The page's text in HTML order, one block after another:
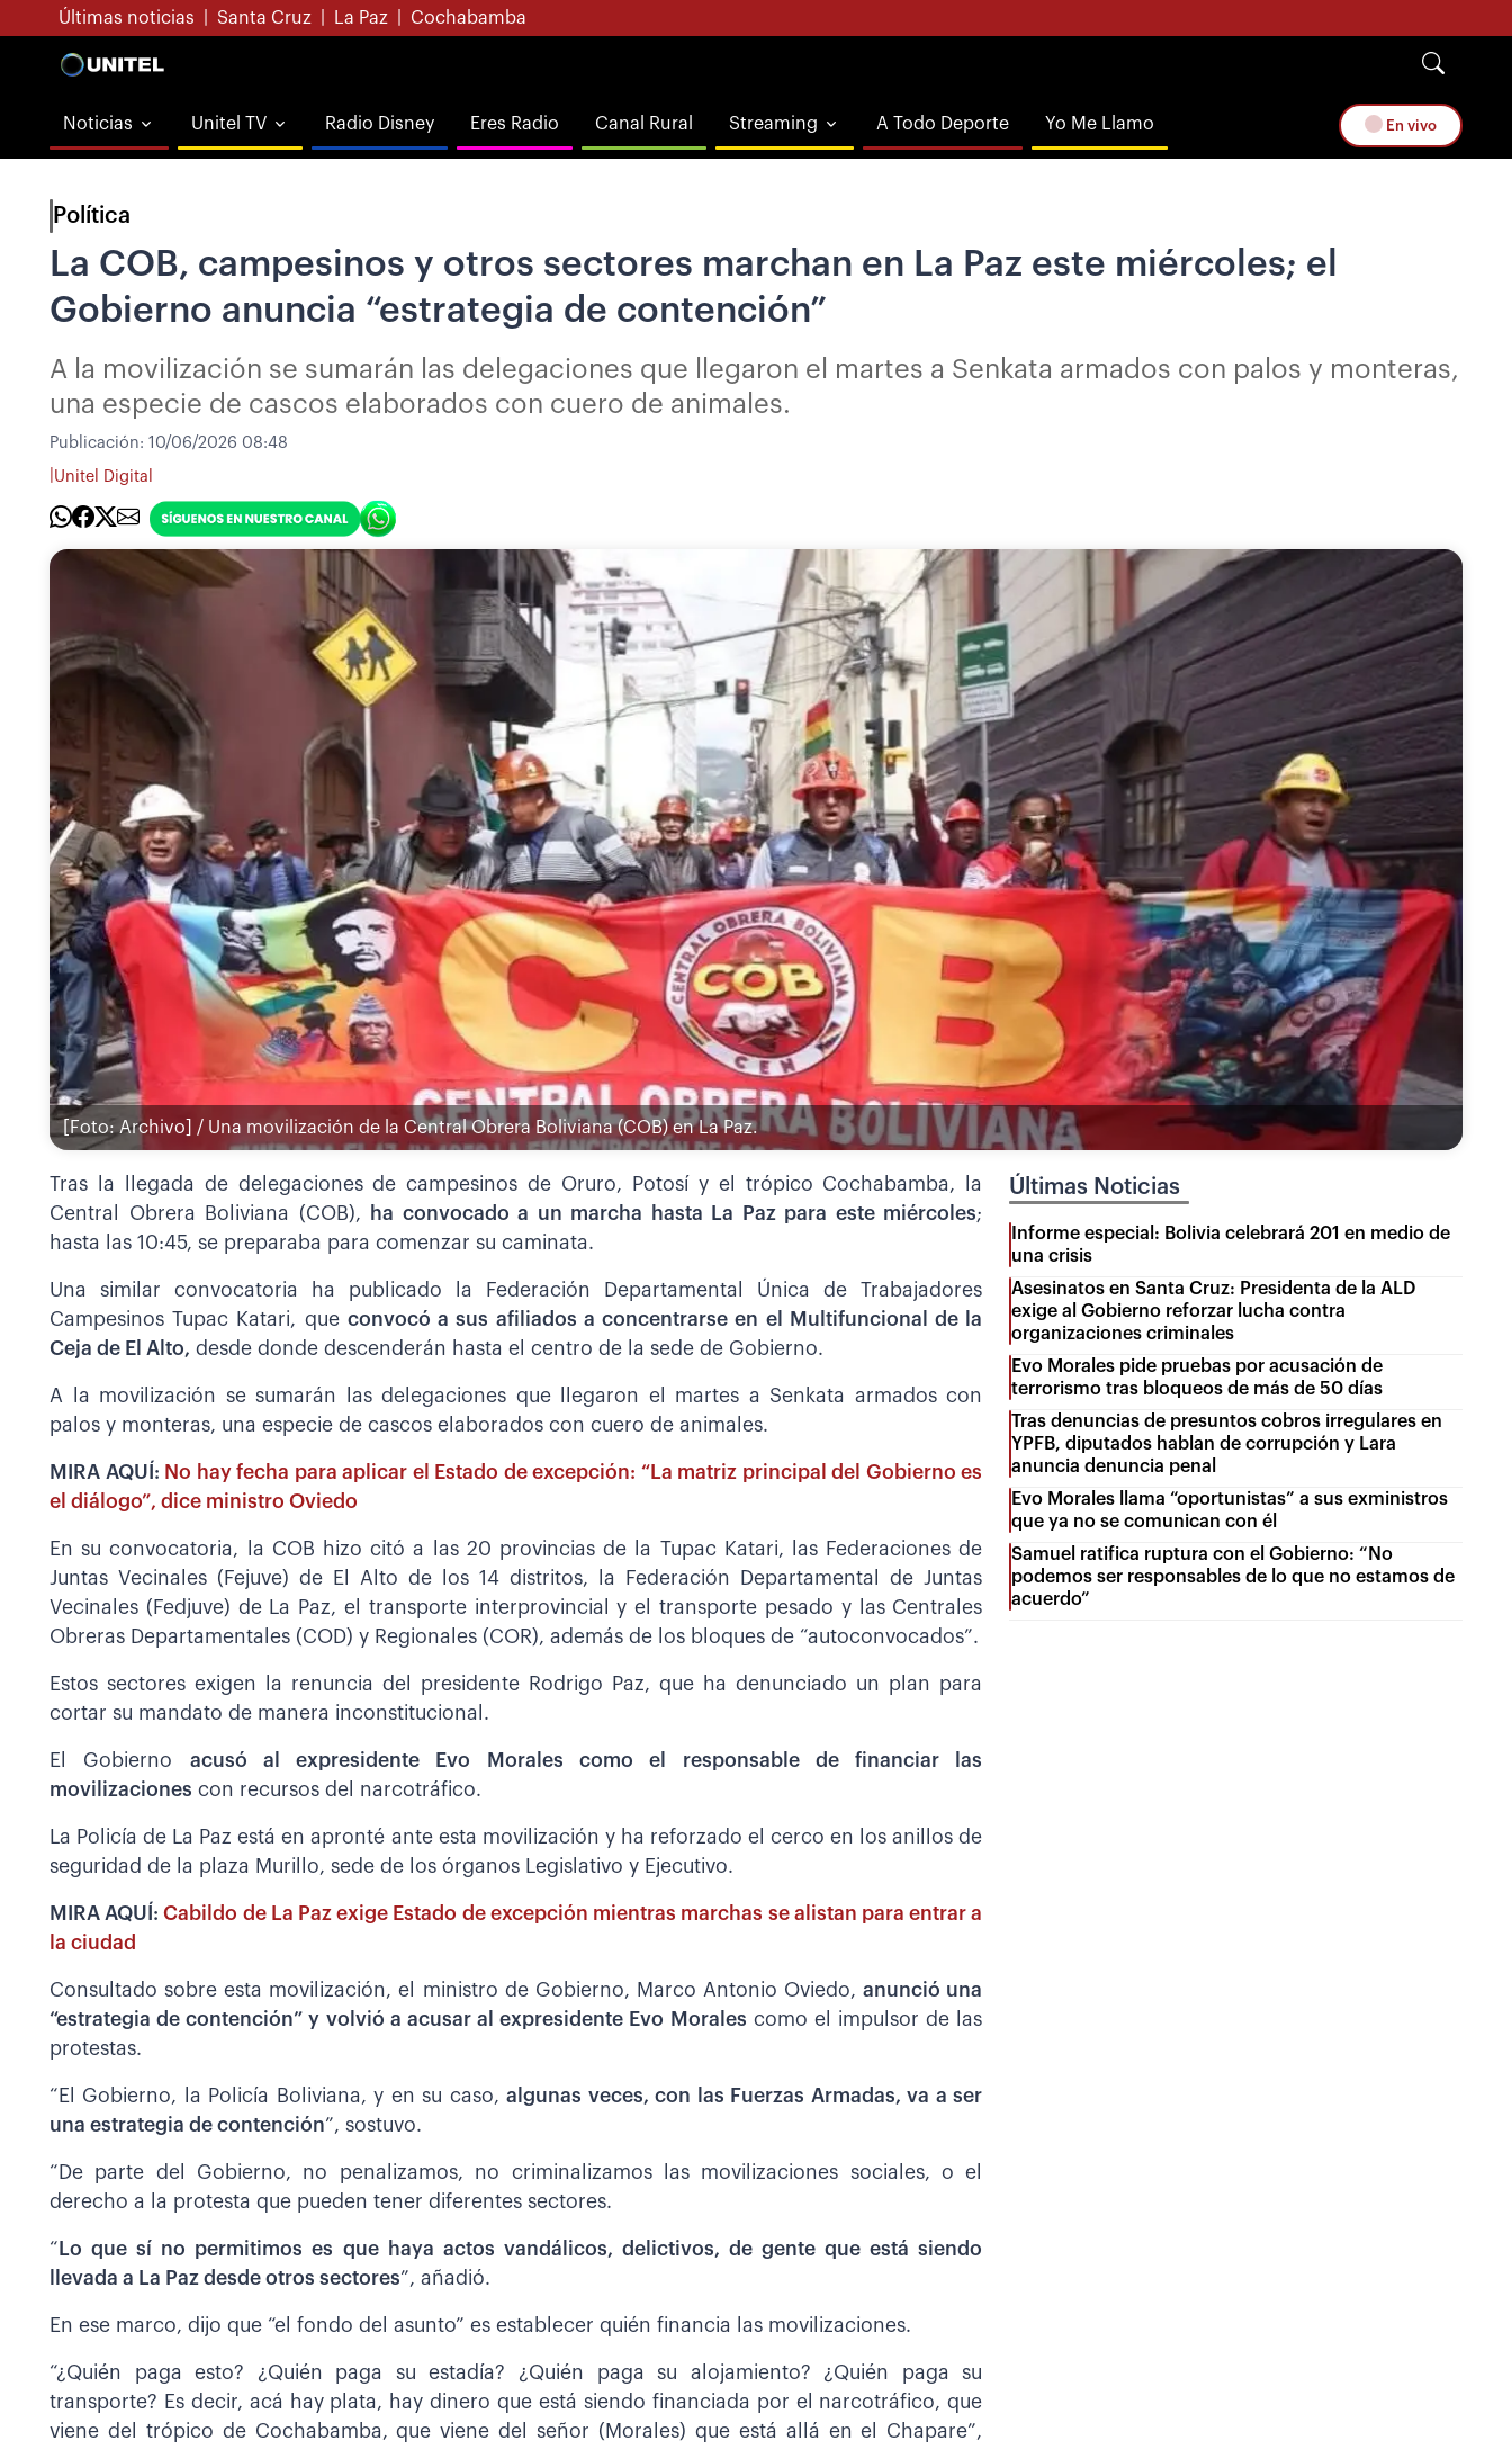
Últimas noticias Santa Cruz La Paz Cochabamba
Noticias Unitel TV Radio Disney Eres Radio Canal Rural Streaming A Todo Deporte Yo Me Llamo En vivo
Política
La COB, campesinos y otros sectores marchan en La Paz este miércoles; el
Gobierno anuncia “estrategia de contención”
A la movilización se sumarán las delegaciones que llegaron el martes a Senkata armados con palos y monteras,
una especie de cascos elaborados con cuero de animales.
Publicación: 10/06/2026 08:48
Unitel Digital
[Foto: Archivo] / Una movilización de la Central Obrera Boliviana (COB) en La Paz.
Tras la llegada de delegaciones de campesinos de Oruro, Potosí y el trópico Cochabamba, la
Central Obrera Boliviana (COB),
ha convocado a un marcha hasta La Paz para este miércoles;
hasta las 10:45, se preparaba para comenzar su caminata.
Una similar convocatoria ha publicado la Federación Departamental Única de Trabajadores
Campesinos Tupac Katari, que convocó a sus afiliados a concentrarse en el Multifuncional de la
Ceja de El Alto, desde donde descenderán hasta el centro de la sede de Gobierno.
A la movilización se sumarán las delegaciones que llegaron el martes a Senkata armados con
palos y monteras, una especie de cascos elaborados con cuero de animales.
MIRA AQUÍ: No hay fecha para aplicar el Estado de excepción: “La matriz principal del Gobierno es
el diálogo”, dice ministro Oviedo
En su convocatoria, la COB hizo citó a las 20 provincias de la Tupac Katari, las Federaciones de
Juntas Vecinales (Fejuve) de El Alto de los 14 distritos, la Federación Departamental de Juntas
Vecinales (Fedjuve) de La Paz, el transporte interprovincial y el transporte pesado y las Centrales
Obreras Departamentales (COD) y Regionales (COR), además de los bloques de “autoconvocados”.
Estos sectores exigen la renuncia del presidente Rodrigo Paz, que ha denunciado un plan para
cortar su mandato de manera inconstitucional.
El Gobierno acusó al expresidente Evo Morales como el responsable de financiar las
movilizaciones con recursos del narcotráfico.
La Policía de La Paz está en apronté ante esta movilización y ha reforzado el cerco en los anillos de
seguridad de la plaza Murillo, sede de los órganos Legislativo y Ejecutivo.
MIRA AQUÍ:Cabildo de La Paz exige Estado de excepción mientras marchas se alistan para entrar a
la ciudad
Consultado sobre esta movilización, el ministro de Gobierno, Marco Antonio Oviedo,anunció una
“estrategia de contención” y volvió a acusar al expresidente Evo Morales como el impulsor de las
protestas.
“El Gobierno, la Policía Boliviana, y en su caso,algunas veces, con las Fuerzas Armadas, va a ser
una estrategia de contención”, sostuvo.
“De parte del Gobierno, no penalizamos, no criminalizamos las movilizaciones sociales, o el
derecho a la protesta que pueden tener diferentes sectores.
“ Lo que sí no permitimos es que haya actos vandálicos, delictivos, de gente que está siendo
llevada a La Paz desde otros sectores”, añadió.
En ese marco, dijo que “el fondo del asunto” es establecer quién financia las movilizaciones.
“¿Quién paga esto? ¿Quién paga su estadía? ¿Quién paga su alojamiento? ¿Quién paga su
transporte? Es decir, acá hay plata, hay dinero que está siendo financiada por el narcotráfico, que
viene del trópico de Cochabamba, que viene del señor (Morales) que está allá en el Chapare”,
Últimas Noticias
Informe especial: Bolivia celebrará 201 en medio de
una crisis
Asesinatos en Santa Cruz: Presidenta de la ALD
exige al Gobierno reforzar lucha contra
organizaciones criminales
Evo Morales pide pruebas por acusación de
terrorismo tras bloqueos de más de 50 días
Tras denuncias de presuntos cobros irregulares en
YPFB, diputados hablan de corrupción y Lara
anuncia denuncia penal
Evo Morales llama “oportunistas” a sus exministros
que ya no se comunican con él
Samuel ratifica ruptura con el Gobierno: “No
podemos ser responsables de lo que no estamos de
acuerdo”